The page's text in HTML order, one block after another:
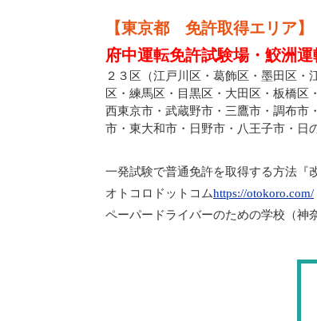
【東京都 免許取得エリア】
府中運転免許試験場・鮫洲
２３区（江戸川区・葛飾区・墨田区
区・練馬区・目黒区・大田区・板橋区
西東京市・武蔵野市・三鷹市・調布市
市・東大和市・日野市・八王子市・日
一発試験で普通免許を取得する方法『
オトコロドットコムhttps://otokoro.com/
ペーパードライバーのための学校（神